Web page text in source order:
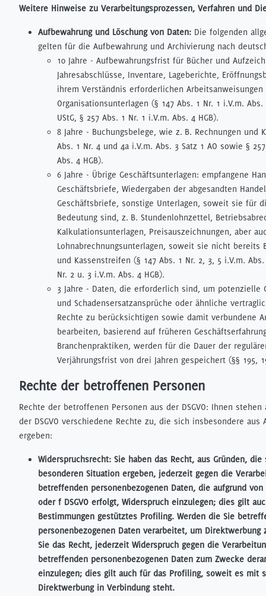
Weitere Hinweise zu Verarbeitungsprozessen, Verfahren und
Aufbewahrung und Löschung von Daten: Die folgenden
gelten für die Aufbewahrung und Archivierung nach
10 Jahre - Aufbewahrungsfrist für Bücher und
Jahresabschlüsse, Inventare, Lageberichte,
ihrem Verständnis erforderlichen
Organisationsunterlagen (§ 147 Abs. 1 Nr. 1 i.V.m. Abs.
UStG, § 257 Abs. 1 Nr. 1 i.V.m. Abs. 4 HGB).
8 Jahre - Buchungsbelege, wie z. B. Rechnungen und
Abs. 1 Nr. 4 und 4a i.V.m. Abs. 3 Satz 1 AO sowie §
Abs. 4 HGB).
6 Jahre - Übrige Geschäftsunterlagen: empfangene
Geschäftsbriefe, Wiedergaben der abgesandten
Geschäftsbriefe, sonstige Unterlagen, soweit sie für
Bedeutung sind, z. B. Stundenlohnzettel,
Kalkulationsunterlagen, Preisauszeichnungen, aber
Lohnabrechnungsunterlagen, soweit sie nicht bereits
und Kassenstreifen (§ 147 Abs. 1 Nr. 2, 3, 5 i.V.m. Abs.
Nr. 2 u. 3 i.V.m. Abs. 4 HGB).
3 Jahre - Daten, die erforderlich sind, um potenzielle
und Schadensersatzansprüche oder ähnliche
Rechte zu berücksichtigen sowie damit verbundene
bearbeiten, basierend auf früheren
Branchenpraktiken, werden für die Dauer der
Verjährungsfrist von drei Jahren gespeichert (§§ 195,
Rechte der betroffenen Personen
Rechte der betroffenen Personen aus der DSGVO: Ihnen
der DSGVO verschiedene Rechte zu, die sich insbesondere aus
ergeben:
Widerspruchsrecht: Sie haben das Recht, aus Gründen,
besonderen Situation ergeben, jederzeit gegen die
betreffenden personenbezogenen Daten, die aufgrund
oder f DSGVO erfolgt, Widerspruch einzulegen; dies gilt
Bestimmungen gestütztes Profiling. Werden die Sie
personenbezogenen Daten verarbeitet, um Direktwerbung
Sie das Recht, jederzeit Widerspruch gegen die
betreffenden personenbezogenen Daten zum Zwecke
einzulegen; dies gilt auch für das Profiling, soweit es mit
Direktwerbung in Verbindung steht.